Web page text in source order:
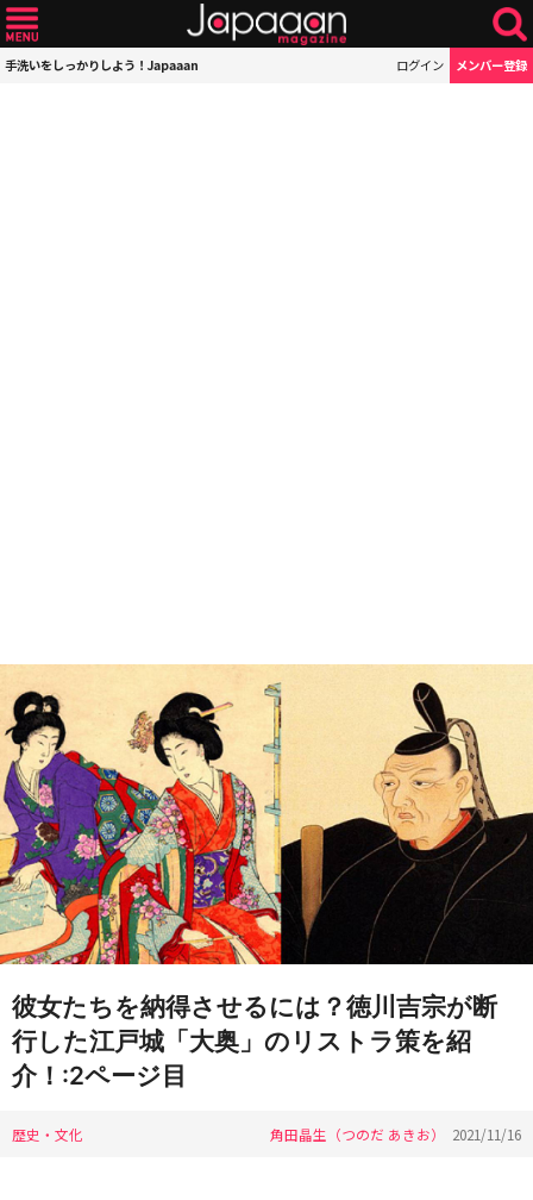
手洗いをしっかりしよう！Japaaan ログイン メンバー登録
彼女たちを納得させるには？徳川吉宗が断
行した江戸城「大奥」のリストラ策を紹
介！:2ページ目
歴史・文化 角田晶生（つのだ あきお） 2021/11/16